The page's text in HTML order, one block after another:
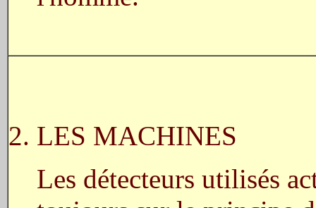
2. LES MACHINES
Les détecteurs utilisés